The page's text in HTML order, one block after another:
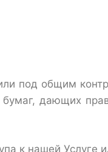
под общим
дающих
к нашей Услуге